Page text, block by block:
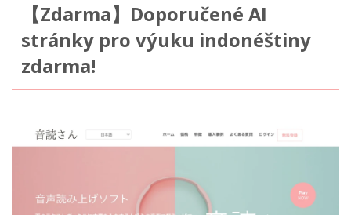
【Zdarma】Doporučené AI
stránky pro výuku indonéštiny
zdarma!